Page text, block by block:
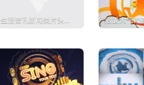
生活资讯新闻类片头C
活泼大气青
演绎C4D工